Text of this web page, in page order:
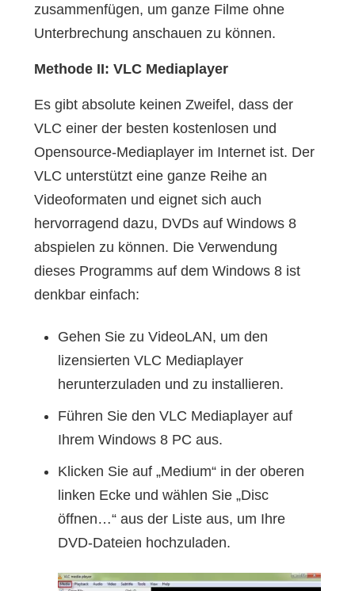
zusammenfügen, um ganze Filme ohne
Unterbrechung anschauen zu können.
Methode II: VLC Mediaplayer
Es gibt absolute keinen Zweifel, dass der
VLC einer der besten kostenlosen und
Opensource-Mediaplayer im Internet ist. Der
VLC unterstützt eine ganze Reihe an
Videoformaten und eignet sich auch
hervorragend dazu, DVDs auf Windows 8
abspielen zu können. Die Verwendung
dieses Programms auf dem Windows 8 ist
denkbar einfach:
Gehen Sie zu VideoLAN, um den
lizensierten VLC Mediaplayer
herunterzuladen und zu installieren.
Führen Sie den VLC Mediaplayer auf
Ihrem Windows 8 PC aus.
Klicken Sie auf „Medium“ in der oberen
linken Ecke und wählen Sie „Disc
öffnen…“ aus der Liste aus, um Ihre
DVD-Dateien hochzuladen.